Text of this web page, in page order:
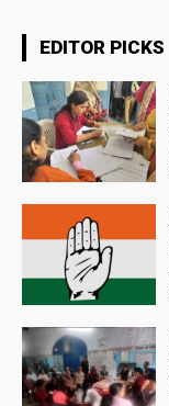
EDITOR PICKS